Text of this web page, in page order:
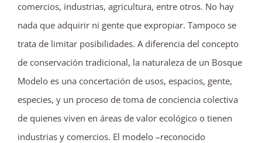
comercios, industrias, agricultura, entre otros. No hay
nada que adquirir ni gente que expropiar. Tampoco se
trata de limitar posibilidades. A diferencia del concepto
de conservación tradicional, la naturaleza de un Bosque
Modelo es una concertación de usos, espacios, gente,
especies, y un proceso de toma de conciencia colectiva
de quienes viven en áreas de valor ecológico o tienen
industrias y comercios. El modelo –reconocido